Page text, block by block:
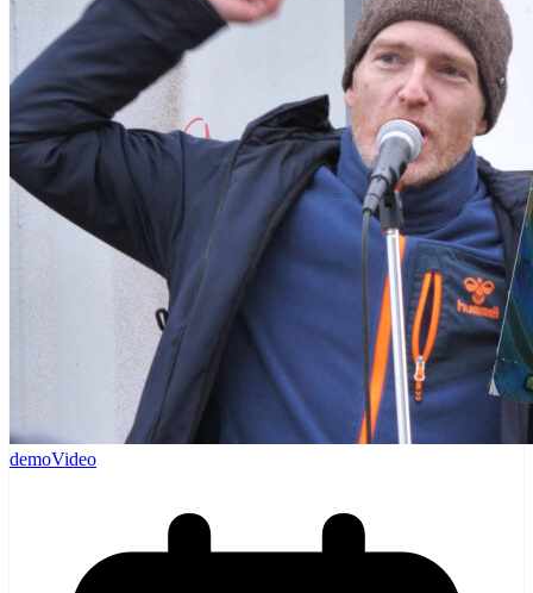
demoVideo